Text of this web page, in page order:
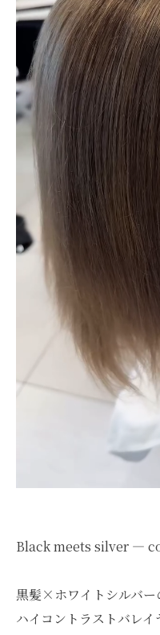
Black meets silver —
黒髪×ホワイトシルバー
ハイコントラストバレイ